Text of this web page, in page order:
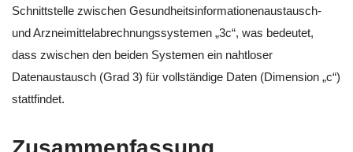
Schnittstelle zwischen Gesundheitsinformationenaustausch-
und Arzneimittelabrechnungssystemen „3c“, was bedeutet,
dass zwischen den beiden Systemen ein nahtloser
Datenaustausch (Grad 3) für vollständige Daten (Dimension „c“)
stattfindet.